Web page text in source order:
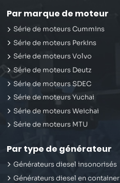
Par marque de moteur
Série de moteurs Cummins
Série de moteurs Perkins
Série de moteurs Volvo
Série de moteurs Deutz
Série de moteurs SDEC
Série de moteurs Yuchai
Série de moteurs Weichai
Série de moteurs MTU
Par type de générateur
Générateurs diesel insonorisés
Générateurs diesel en container